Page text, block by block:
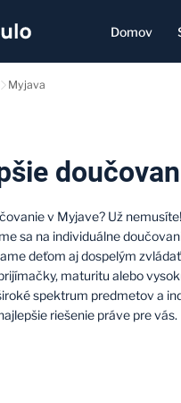
Domov
Myjava
v Myjave? Už
sa na individuálne
deťom aj dospelým
maturitu alebo
spektrum predmetov a
riešenie práve pre vás.